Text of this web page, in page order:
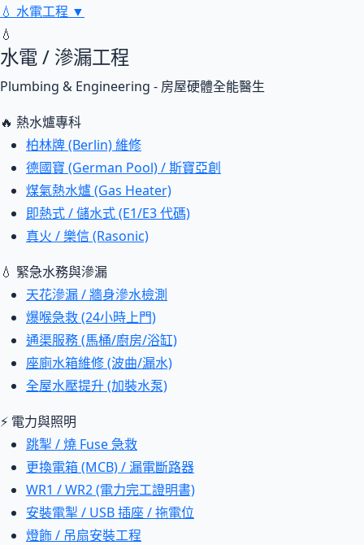
💧 水電工程 ▼
💧
水電 / 滲漏工程
Plumbing & Engineering - 房屋硬體全能醫生
🔥 熱水爐專科
柏林牌 (Berlin) 維修
德國寶 (German Pool) / 斯寶亞創
煤氣熱水爐 (Gas Heater)
即熱式 / 儲水式 (E1/E3 代碼)
真火 / 樂信 (Rasonic)
💧 緊急水務與滲漏
天花滲漏 / 牆身滲水檢測
爆喉急救 (24小時上門)
通渠服務 (馬桶/廚房/浴缸)
座廁水箱維修 (波曲/漏水)
全屋水壓提升 (加裝水泵)
⚡ 電力與照明
跳掣 / 燒 Fuse 急救
更換電箱 (MCB) / 漏電斷路器
WR1 / WR2 (電力完工證明書)
安裝電掣 / USB 插座 / 拖電位
燈飾 / 吊扇安裝工程